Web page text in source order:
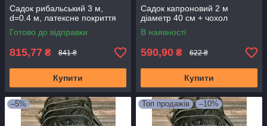
Садок рибальський 3 м,
d=0.4 м, латексне покриття
Готово до відправки
815,77 ₴ 841 ₴
Купити
Садок капроновий 2 м
діаметр 40 см + чохол
В наявності
590,90 ₴ 622 ₴
Купити
–5% Топ продажів –10%